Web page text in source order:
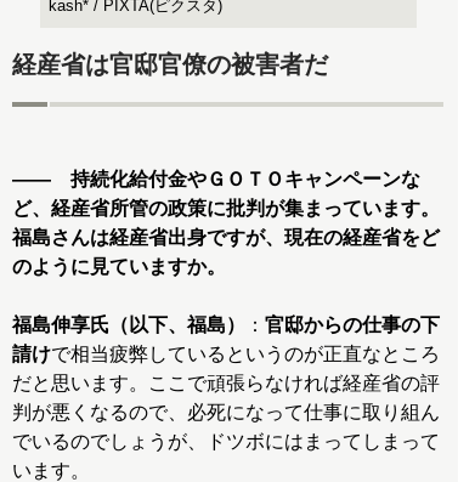
kash* / PIXTA(ピクスタ)
経産省は官邸官僚の被害者だ
―― 持続化給付金やＧＯＴＯキャンペーンな
ど、経産省所管の政策に批判が集まっています。
福島さんは経産省出身ですが、現在の経産省をど
のように見ていますか。
福島伸享氏（以下、福島） ： 官邸からの仕事の下
請けで相当疲弊しているというのが正直なところ
だと思います。ここで頑張らなければ経産省の評
判が悪くなるので、必死になって仕事に取り組ん
でいるのでしょうが、ドツボにはまってしまって
います。